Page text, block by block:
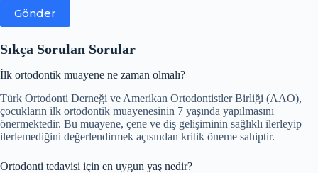
Gönder
Sıkça Sorulan Sorular
İlk ortodontik muayene ne zaman olmalı?
Türk Ortodonti Derneği ve Amerikan Ortodontistler Birliği (AAO),
çocukların ilk ortodontik muayenesinin 7 yaşında yapılmasını
önermektedir. Bu muayene, çene ve diş gelişiminin sağlıklı ilerleyip
ilerlemediğini değerlendirmek açısından kritik öneme sahiptir.
Ortodonti tedavisi için en uygun yaş nedir?